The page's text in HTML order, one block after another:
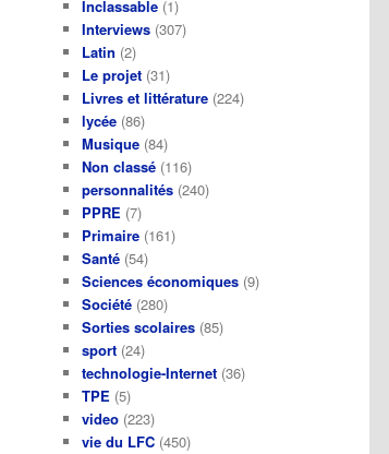
Inclassable (1)
Interviews (307)
Latin (2)
Le projet (31)
Livres et littérature (224)
lycée (86)
Musique (84)
Non classé (116)
personnalités (240)
PPRE (7)
Primaire (161)
Santé (54)
Sciences économiques (9)
Société (280)
Sorties scolaires (85)
sport (24)
technologie-Internet (36)
TPE (5)
video (223)
vie du LFC (450)